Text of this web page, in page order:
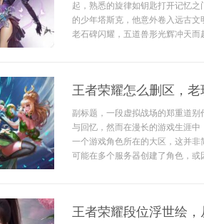
起，熟悉的旋律如钥匙打开记忆
的少年塔斯克，他意外卷入远古
老石碑闪耀，五道兽形光辉冲天
王者荣耀怎么删区，
副标题，一段虚拟战场的郑重道
与回忆，然而在漫长的游戏生涯
一个游戏角色所在的大区，这并
可能在多个服务器创建了角色，或
王者荣耀段位浮世绘